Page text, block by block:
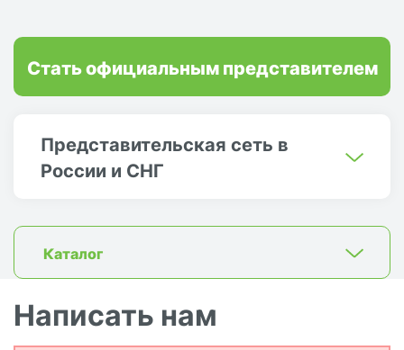
Представительская сеть в
России и СНГ
Стать официальным представителем
Каталог
Написать нам